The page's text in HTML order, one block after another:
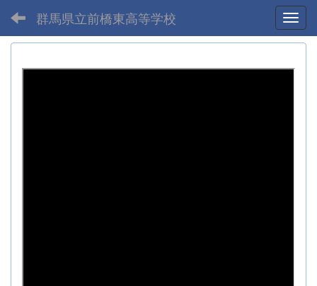
群馬県立前橋東高等学校